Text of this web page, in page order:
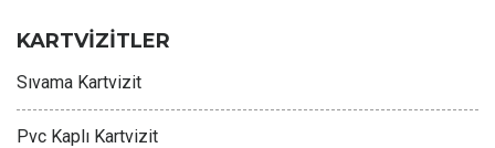
KARTVİZİTLER
Sıvama Kartvizit
Pvc Kaplı Kartvizit